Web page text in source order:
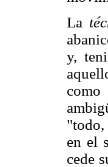
La
y,
en el
cede